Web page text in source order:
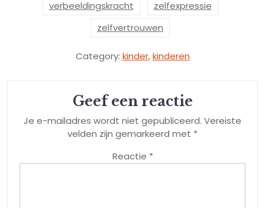
verbeeldingskracht
zelfexpressie
zelfvertrouwen
Category: kinder,kinderen
Geef een reactie
Je e-mailadres wordt niet gepubliceerd. Vereiste
velden zijn gemarkeerd met *
Reactie *